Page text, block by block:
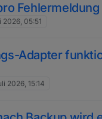
Fehlermeldung
2026, 05:51
Adapter
2026, 15:14